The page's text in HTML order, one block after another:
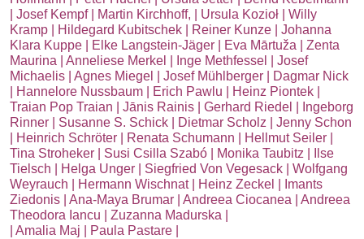
| Josef Kempf | Martin Kirchhoff, | Ursula Kozioł | Willy
Kramp | Hildegard Kubitschek | Reiner Kunze | Johanna
Klara Kuppe | Elke Langstein-Jäger | Eva Mārtuža | Zenta
Maurina | Anneliese Merkel | Inge Methfessel | Josef
Michaelis | Agnes Miegel | Josef Mühlberger | Dagmar Nick
| Hannelore Nussbaum | Erich Pawlu | Heinz Piontek |
Traian Pop Traian | Jānis Rainis | Gerhard Riedel | Ingeborg
Rinner | Susanne S. Schick | Dietmar Scholz | Jenny Schon
| Heinrich Schröter | Renata Schumann | Hellmut Seiler |
Tina Stroheker | Susi Csilla Szabó | Monika Taubitz | Ilse
Tielsch | Helga Unger | Siegfried Von Vegesack | Wolfgang
Weyrauch | Hermann Wischnat | Heinz Zeckel | Imants
Ziedonis | Ana-Maya Brumar | Andreea Ciocanea | Andreea
Theodora Iancu | Zuzanna Madurska |
| Amalia Maj | Paula Pastare |